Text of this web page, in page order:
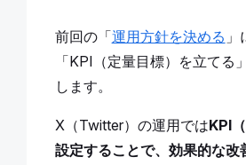
前回の「運用方針を決める
「KPI（定量目標）を立てる
します。
X（Twitter）の運用ではKPI
設定することで、効果的な改